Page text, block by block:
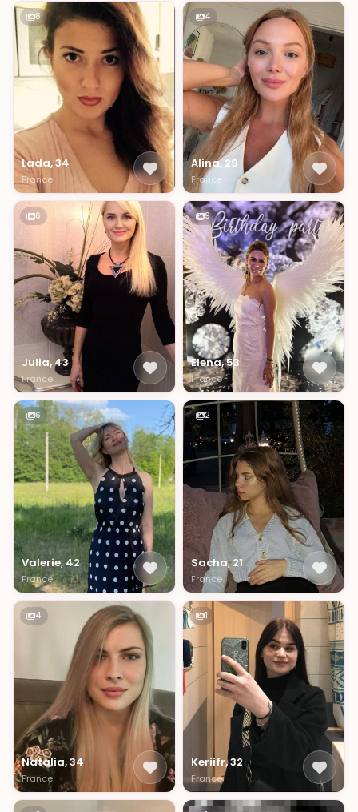
8
Lada, 34
France
4
Alina, 29
France
6
Julia, 43
France
9
Elena, 53
France
6
Valerie, 42
France
2
Sacha, 21
France
4
Natalia, 34
France
1
Keriifr, 32
France